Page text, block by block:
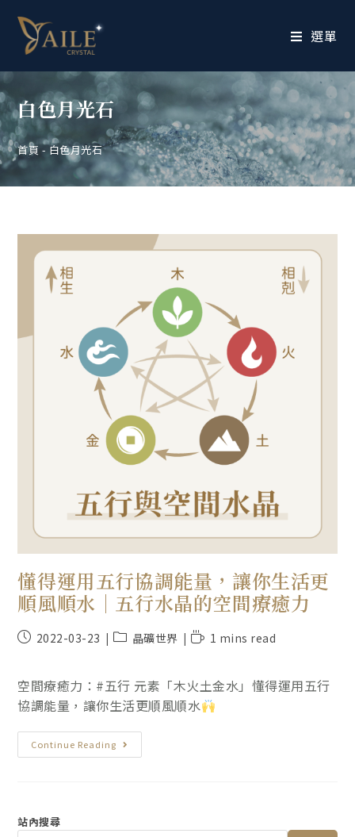
選單
白色月光石
首頁-白色月光石
懂得運用五行協調能量，讓你生活更
順風順水｜五行水晶的空間療癒力
2022-03-23 晶礦世界 1 mins read
空間療癒力：#五行 元素「木火土金水」懂得運用五行
協調能量，讓你生活更順風順水
Continue Reading
站內搜尋